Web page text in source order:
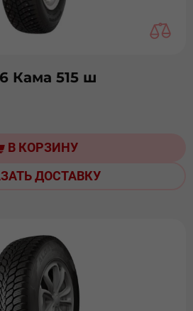
Кама 515 ш
В КОРЗИНУ
ДОСТАВКУ